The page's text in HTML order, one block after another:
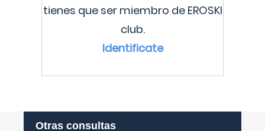
tienes que ser miembro de EROSKI
club.
Identificate
Otras consultas